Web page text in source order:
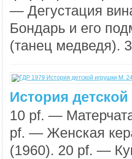
— Дегустация
Бондарь и его
(танец медведя).
История
10 pf. —
pf. — Женская
(1960). 20 pf. —